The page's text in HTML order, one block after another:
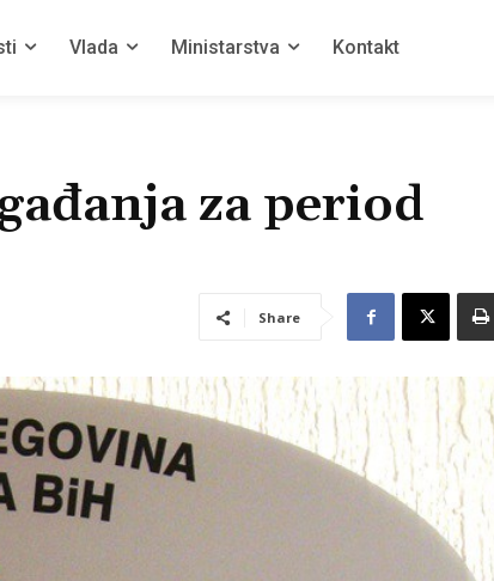
Vlada Ministarstva Kontakt
za period
Share